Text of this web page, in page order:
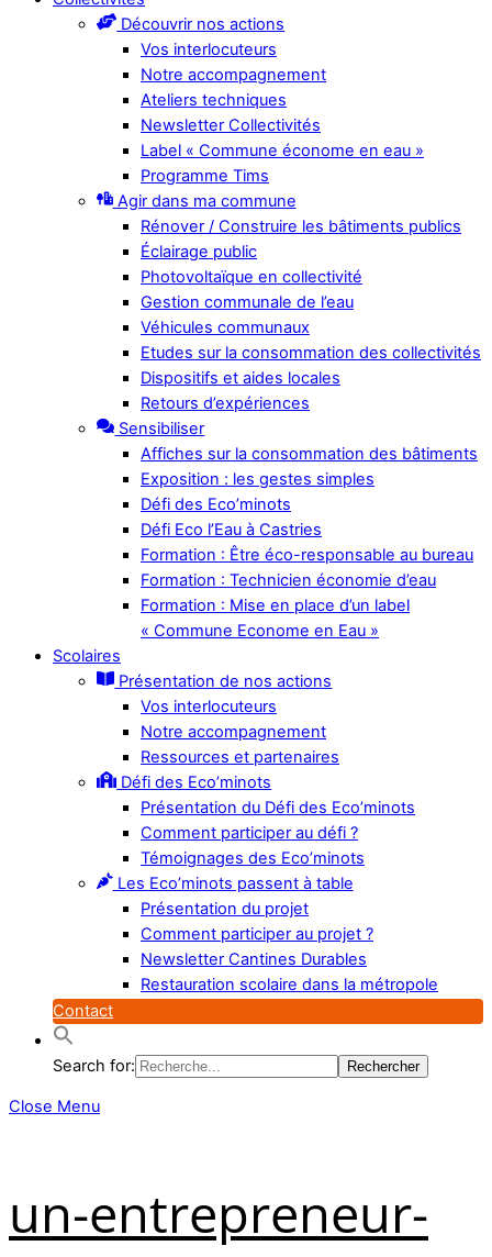
Découvrir nos actions
Vos interlocuteurs
Notre accompagnement
Ateliers techniques
Newsletter Collectivités
Label « Commune économe en eau »
Programme Tims
Agir dans ma commune
Rénover / Construire les bâtiments publics
Éclairage public
Photovoltaïque en collectivité
Gestion communale de l’eau
Véhicules communaux
Etudes sur la consommation des collectivités
Dispositifs et aides locales
Retours d’expériences
Sensibiliser
Affiches sur la consommation des bâtiments
Exposition : les gestes simples
Défi des Eco’minots
Défi Eco l’Eau à Castries
Formation : Être éco-responsable au bureau
Formation : Technicien économie d’eau
Formation : Mise en place d’un label
« Commune Econome en Eau »
Scolaires
Présentation de nos actions
Vos interlocuteurs
Notre accompagnement
Ressources et partenaires
Défi des Eco’minots
Présentation du Défi des Eco’minots
Comment participer au défi ?
Témoignages des Eco’minots
Les Eco’minots passent à table
Présentation du projet
Comment participer au projet ?
Newsletter Cantines Durables
Restauration scolaire dans la métropole
Contact
Search for:
Close Menu
un-entrepreneur-